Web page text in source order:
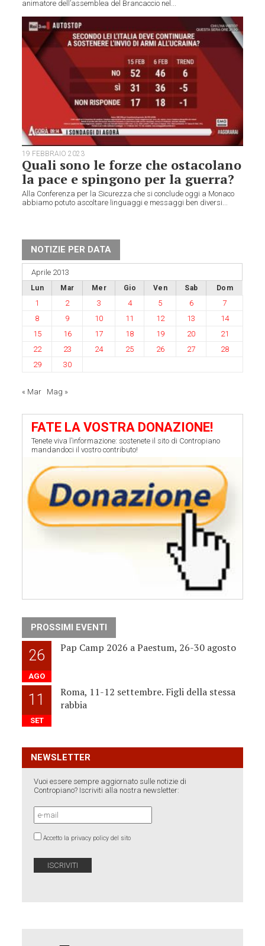
animatore dell’assemblea del Brancaccio nel...
19 FEBBRAIO 2023
Quali sono le forze che ostacolano
la pace e spingono per la guerra?
Alla Conferenza per la Sicurezza che si conclude oggi a Monaco
abbiamo potuto ascoltare linguaggi e messaggi ben diversi...
NOTIZIE PER DATA
Aprile 2013
Lun Mar Mer Gio Ven Sab Dom
1 2 3 4 5 6
7
8
9 10 11 12 13
14
15
16 17 18 19 20
21
22
23 24 25 26 27
28
29
30
« Mar Mag »
FATE LA VOSTRA DONAZIONE!
Tenete viva l’informazione: sostenete il sito di Contropiano
mandandoci il vostro contributo!
PROSSIMI EVENTI
26
AGO
Pap Camp 2026 a Paestum, 26-30 agosto
11
SET
Roma, 11-12 settembre. Figli della stessa
rabbia
NEWSLETTER
Vuoi essere sempre aggiornato sulle notizie di
Contropiano? Iscriviti alla nostra newsletter:
Accetto la privacy policy del sito